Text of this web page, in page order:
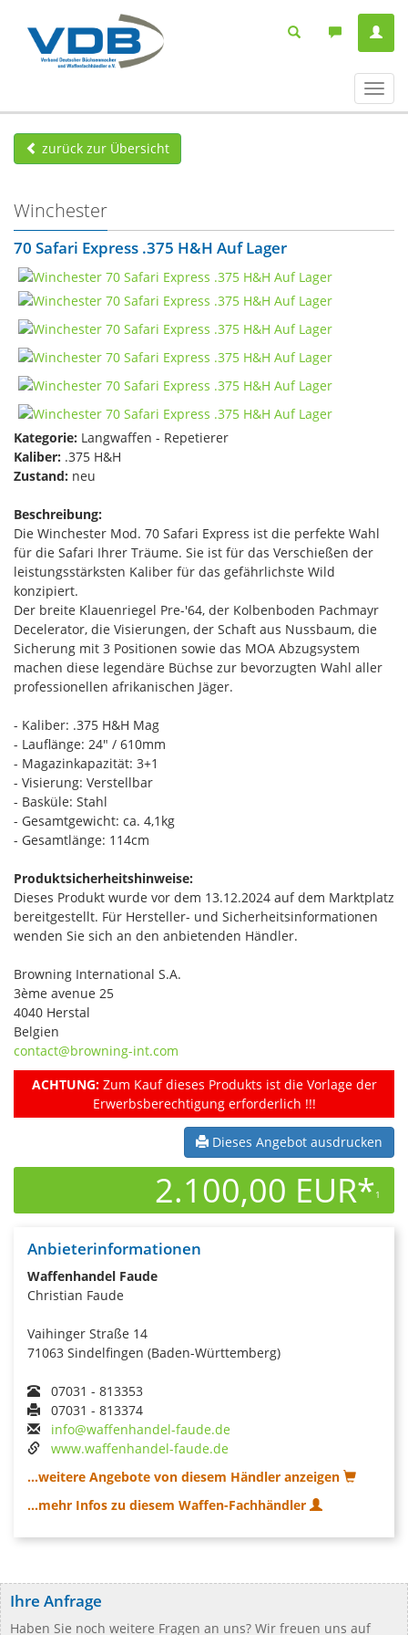
ein-/
zurück zur Übersicht
Winchester
70 Safari Express .375 H&H Auf Lager
Kategorie: Langwaffen - Repetierer
Kaliber: .375 H&H
Zustand: neu
Beschreibung:
Die Winchester Mod. 70 Safari Express ist die perfekte Wahl
für die Safari Ihrer Träume. Sie ist für das Verschießen der
leistungsstärksten Kaliber für das gefährlichste Wild
konzipiert.
Der breite Klauenriegel Pre-'64, der Kolbenboden Pachmayr
Decelerator, die Visierungen, der Schaft aus Nussbaum, die
Sicherung mit 3 Positionen sowie das MOA Abzugsystem
machen diese legendäre Büchse zur bevorzugten Wahl aller
professionellen afrikanischen Jäger.
- Kaliber: .375 H&H Mag
- Lauflänge: 24" / 610mm
- Magazinkapazität: 3+1
- Visierung: Verstellbar
- Basküle: Stahl
- Gesamtgewicht: ca. 4,1kg
- Gesamtlänge: 114cm
Produktsicherheitshinweise:
Dieses Produkt wurde vor dem 13.12.2024 auf dem Marktplatz
bereitgestellt. Für Hersteller- und Sicherheitsinformationen
wenden Sie sich an den anbietenden Händler.
Browning International S.A.
3ème avenue 25
4040 Herstal
Belgien
contact@browning-int.com
ACHTUNG:Zum Kauf dieses Produkts ist die Vorlage der
Erwerbsberechtigung erforderlich !!!
Dieses Angebot ausdrucken
2.100,00 EUR*1
Anbieterinformationen
Waffenhandel Faude
Christian Faude
Vaihinger Straße 14
71063 Sindelfingen (Baden-Württemberg)
07031 - 813353
07031 - 813374
info@waffenhandel-faude.de
www.waffenhandel-faude.de
...weitere Angebote von diesem Händler anzeigen
...mehr Infos zu diesem Waffen-Fachhändler
Ihre Anfrage
Haben Sie noch weitere Fragen an uns? Wir freuen uns auf